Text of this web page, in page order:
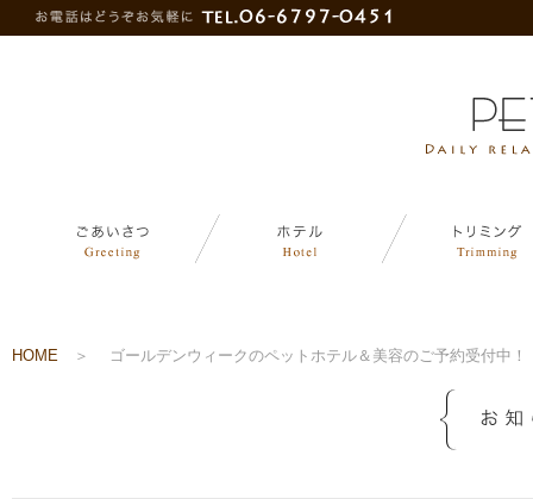
HOME ＞ ゴールデンウィークのペットホテル＆美容のご予約受付中！